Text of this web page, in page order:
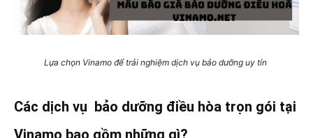
Lựa chọn Vinamo để trải nghiệm dịch vụ bảo dưỡng uy tín
Các dịch vụ bảo dưỡng điều hòa trọn gói tại
Vinamo bao gồm những gì?